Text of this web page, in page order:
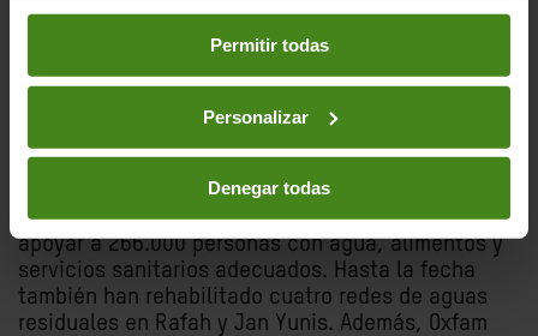
preferencias accediendo a nuestraPolítica de Cookieso
en los botones facilitados a continuación:
Permitir todas
Personalizar
Denegar todas
Portavoces disponibles.
Oxfam Intermón tiene actualmente tiene 22
7 personas en la ciudad de Rafah), que están
trabajando estrechamente con las organizaciones
sociales aliadas junto a las que han logrado
apoyar a 266.000 personas con agua, alimentos y
servicios sanitarios adecuados. Hasta la fecha
también han rehabilitado cuatro redes de aguas
residuales en Rafah y Jan Yunis. Además, Oxfam